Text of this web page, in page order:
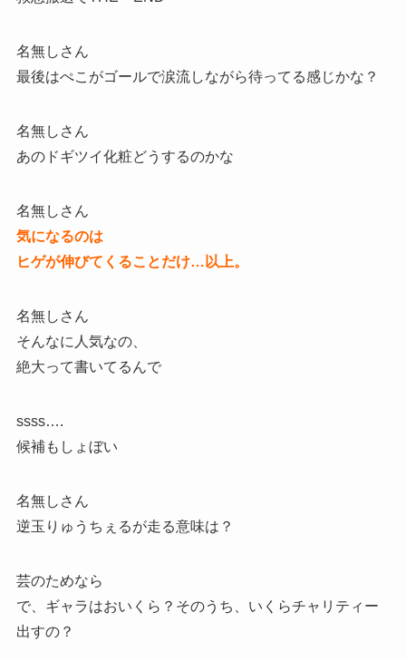
名無しさん
最後はぺこがゴールで涙流しながら待ってる感じかな？
名無しさん
あのドギツイ化粧どうするのかな
名無しさん
気になるのは
ヒゲが伸びてくることだけ…以上。
名無しさん
そんなに人気なの、
絶大って書いてるんで
ssss….
候補もしょぼい
名無しさん
逆玉りゅうちぇるが走る意味は？
芸のためなら
で、ギャラはおいくら？そのうち、いくらチャリティー
出すの？